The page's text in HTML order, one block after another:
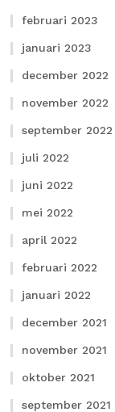
februari 2023
januari 2023
december 2022
november 2022
september 2022
juli 2022
juni 2022
mei 2022
april 2022
februari 2022
januari 2022
december 2021
november 2021
oktober 2021
september 2021